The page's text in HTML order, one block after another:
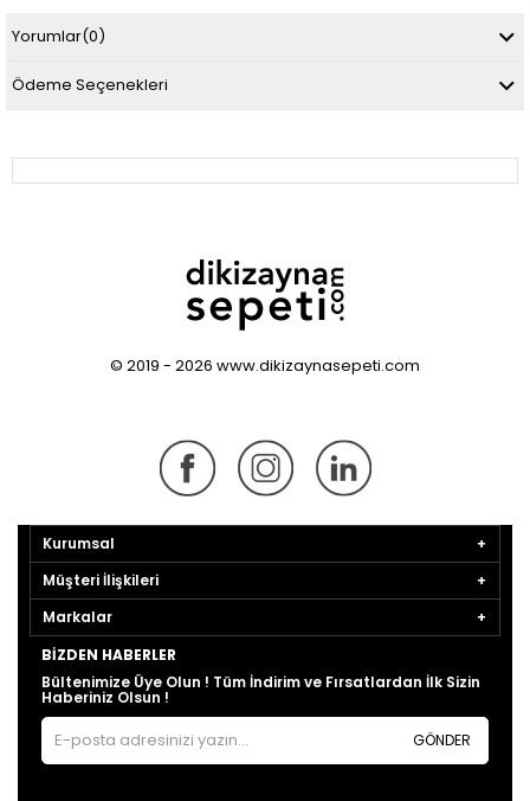
Yorumlar(0)
Ödeme Seçenekleri
© 2019 - 2026 www.dikizaynasepeti.com
Kurumsal
Müşteri İlişkileri
Markalar
BIZDEN HABERLER
Bültenimize Üye Olun ! Tüm İndirim ve Fırsatlardan İlk Sizin
Haberiniz Olsun !
GÖNDER